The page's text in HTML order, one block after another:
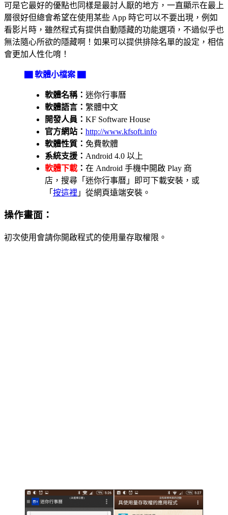
可是它最好的優點也同樣是最討人厭的地方，一直顯示在最上
層很好但總會希望在使用某些 App 時它可以不要出現，例如
看影片時，雖然程式有提供自動隱藏的功能選項，不過似乎也
無法隨心所欲的隱藏啊！如果可以提供排除名單的設定，相信
會更加人性化唷！
▇ 軟體小檔案 ▇
軟體名稱： 迷你行事曆
軟體語言： 繁體中文
開發人員： KF Software House
官方網站： http://www.kfsoft.info
軟體性質： 免費軟體
系統支援： Android 4.0 以上
軟體下載 ： 在 Android 手機中開啟 Play 商
店，搜尋「迷你行事曆」即可下載安裝，或
「 按這裡 」從網頁遠端安裝。
操作畫面：
初次使用會請你開啟程式的使用量存取權限。